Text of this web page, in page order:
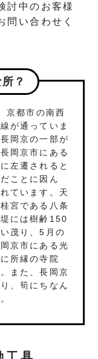
討中のお客様
問い合わせく
？
京都市の南西
が通っていま
岡京の一部が
岡京市にある
左遷されると
ことに因ん
ています。天
宮である八条
には樹齢150
茂り、5月の
京市にある光
所縁の寺院
また、長岡京
、筍にちなん
工具